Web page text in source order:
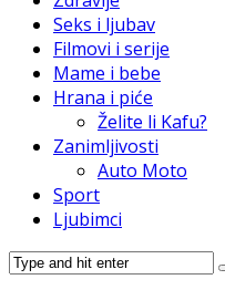
Seks i ljubav
Filmovi i serije
Mame i bebe
Hrana i piće
Želite li Kafu?
Zanimljivosti
Auto Moto
Sport
Ljubimci